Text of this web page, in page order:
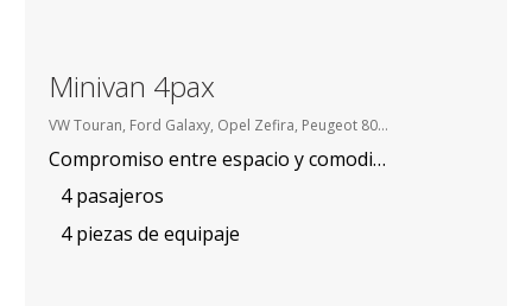
Minivan 4pax
VW Touran, Ford Galaxy, Opel Zefira, Peugeot 807, etc.
Compromiso entre espacio y comodidad
4 pasajeros
4 piezas de equipaje